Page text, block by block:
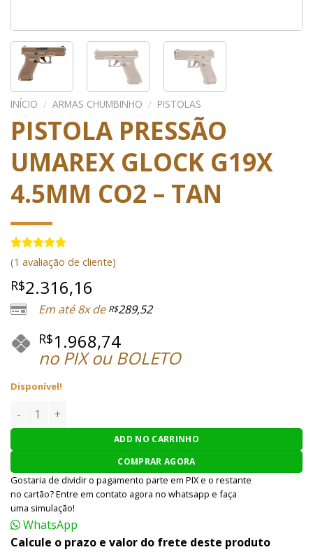
INÍCIO / ARMAS CHUMBINHO / PISTOLAS
PISTOLA PRESSÃO
UMAREX GLOCK G19X
4.5MM CO2 – TAN
Avaliado
como5.00
de 5, com
baseado em
1
avaliação
de cliente
(1 avaliação de cliente)
R$2.316,16
Em até 8x de R$289,52
R$1.968,74
no PIX ou BOLETO
Disponível!
PISTOLA PRESSÃO UMAREX GLOCK G19X 4.5MM CO2 - TAN
ADD NO CARRINHO
COMPRAR AGORA
Gostaria de dividir o pagamento parte em PIX e o restante
no cartão? Entre em contato agora no whatsapp e faça
uma simulação!
WhatsApp
Calcule o prazo e valor do frete deste produto